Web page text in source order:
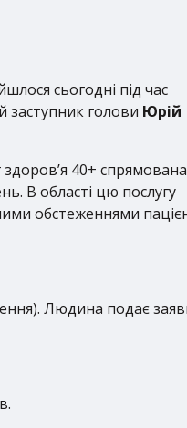
сьогодні під час
заступник голови Юрій
40+
В області цю послугу
обстеженнями
Людина подає